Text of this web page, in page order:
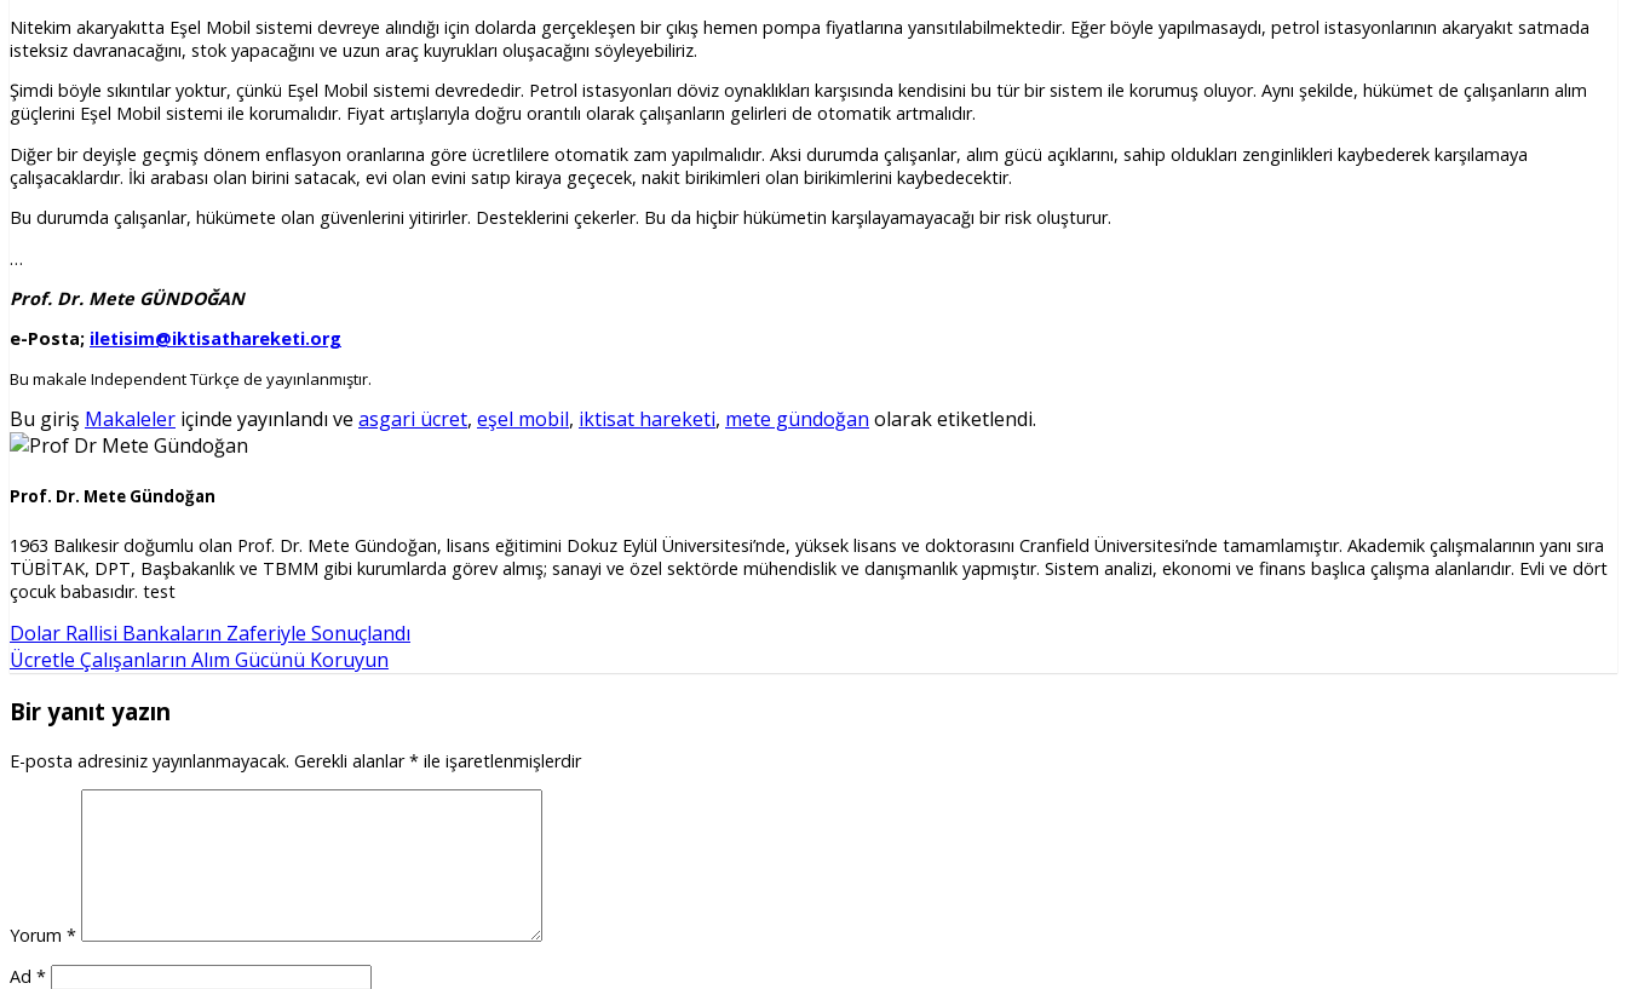
Nitekim akaryakıtta Eşel Mobil sistemi devreye alındığı için dolarda gerçekleşen bir çıkış hemen pompa fiyatlarına yansıtılabilmektedir. Eğer böyle yapılmasaydı, petrol istasyonlarının akaryakıt satmada
isteksiz davranacağını, stok yapacağını ve uzun araç kuyrukları oluşacağını söyleyebiliriz.
Şimdi böyle sıkıntılar yoktur, çünkü Eşel Mobil sistemi devrededir. Petrol istasyonları döviz oynaklıkları karşısında kendisini bu tür bir sistem ile korumuş oluyor. Aynı şekilde, hükümet de çalışanların alım
güçlerini Eşel Mobil sistemi ile korumalıdır. Fiyat artışlarıyla doğru orantılı olarak çalışanların gelirleri de otomatik artmalıdır.
Diğer bir deyişle geçmiş dönem enflasyon oranlarına göre ücretlilere otomatik zam yapılmalıdır. Aksi durumda çalışanlar, alım gücü açıklarını, sahip oldukları zenginlikleri kaybederek karşılamaya
çalışacaklardır. İki arabası olan birini satacak, evi olan evini satıp kiraya geçecek, nakit birikimleri olan birikimlerini kaybedecektir.
Bu durumda çalışanlar, hükümete olan güvenlerini yitirirler. Desteklerini çekerler. Bu da hiçbir hükümetin karşılayamayacağı bir risk oluşturur.
…
Prof. Dr. Mete GÜNDOĞAN
e-Posta; iletisim@iktisathareketi.org
Bu makale Independent Türkçe de yayınlanmıştır.
Bu giriş Makaleler içinde yayınlandı ve asgari ücret, eşel mobil, iktisat hareketi, mete gündoğan olarak etiketlendi.
Prof. Dr. Mete Gündoğan
1963 Balıkesir doğumlu olan Prof. Dr. Mete Gündoğan, lisans eğitimini Dokuz Eylül Üniversitesi’nde, yüksek lisans ve doktorasını Cranfield Üniversitesi’nde tamamlamıştır. Akademik çalışmalarının yanı sıra
TÜBİTAK, DPT, Başbakanlık ve TBMM gibi kurumlarda görev almış; sanayi ve özel sektörde mühendislik ve danışmanlık yapmıştır. Sistem analizi, ekonomi ve finans başlıca çalışma alanlarıdır. Evli ve dört
çocuk babasıdır. test
Dolar Rallisi Bankaların Zaferiyle Sonuçlandı
Ücretle Çalışanların Alım Gücünü Koruyun
Bir yanıt yazın
E-posta adresiniz yayınlanmayacak. Gerekli alanlar* ile işaretlenmişlerdir
Yorum *
Ad *